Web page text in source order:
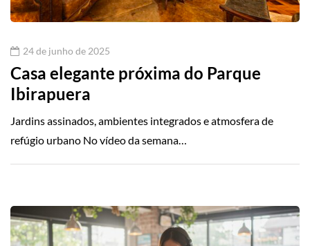
24 de junho de 2025
Casa elegante próxima do Parque
Ibirapuera
Jardins assinados, ambientes integrados e atmosfera de
refúgio urbano No vídeo da semana…